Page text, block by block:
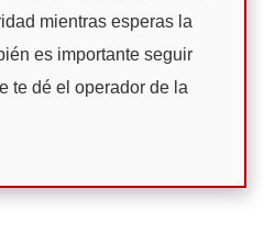
mientras esperas la
es importante seguir
te dé el operador de la